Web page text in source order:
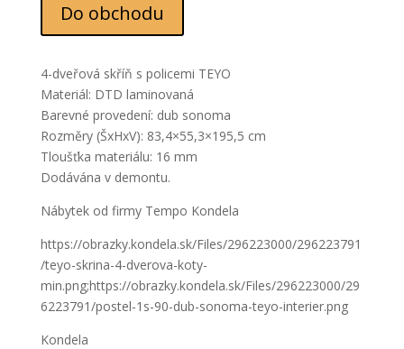
Do obchodu
4-dveřová skříň s policemi TEYO
Materiál: DTD laminovaná
Barevné provedení: dub sonoma
Rozměry (ŠxHxV): 83,4×55,3×195,5 cm
Tloušťka materiálu: 16 mm
Dodávána v demontu.
Nábytek od firmy Tempo Kondela
https://obrazky.kondela.sk/Files/296223000/296223791
/teyo-skrina-4-dverova-koty-
min.png;https://obrazky.kondela.sk/Files/296223000/29
6223791/postel-1s-90-dub-sonoma-teyo-interier.png
Kondela